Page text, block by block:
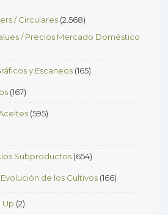
/ Circulares (2.568)
/ Precios Mercado Doméstico
y Escaneos (165)
(167)
(595)
Subproductos (654)
de los Cultivos (166)
Up (2)